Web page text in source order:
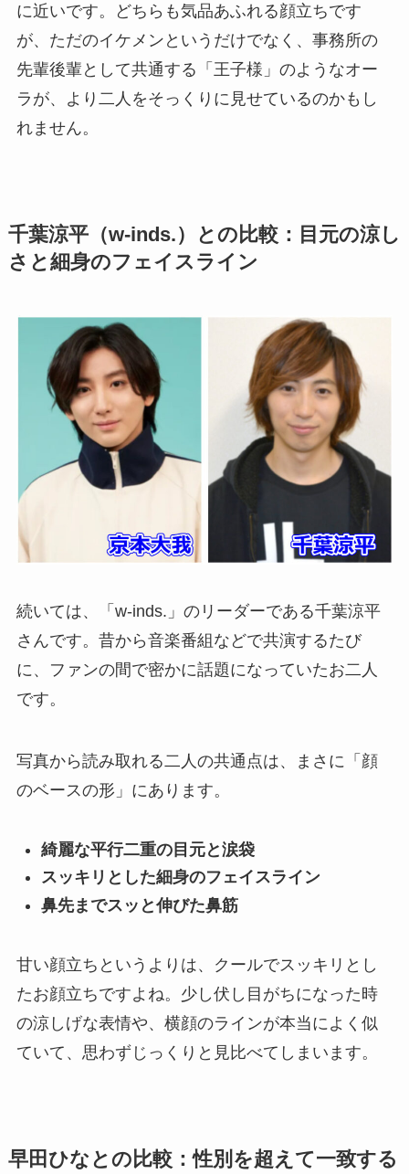
に近いです。どちらも気品あふれる顔立ちです
が、ただのイケメンというだけでなく、事務所の
先輩後輩として共通する「王子様」のようなオー
ラが、より二人をそっくりに見せているのかもし
れません。
千葉涼平（w-inds.）との比較：目元の涼し
さと細身のフェイスライン
続いては、「w-inds.」のリーダーである千葉涼平
さんです。昔から音楽番組などで共演するたび
に、ファンの間で密かに話題になっていたお二人
です。
写真から読み取れる二人の共通点は、まさに「顔
のベースの形」にあります。
綺麗な平行二重の目元と涙袋
スッキリとした細身のフェイスライン
鼻先までスッと伸びた鼻筋
甘い顔立ちというよりは、クールでスッキリとし
たお顔立ちですよね。少し伏し目がちになった時
の涼しげな表情や、横顔のラインが本当によく似
ていて、思わずじっくりと見比べてしまいます。
早田ひなとの比較：性別を超えて一致する